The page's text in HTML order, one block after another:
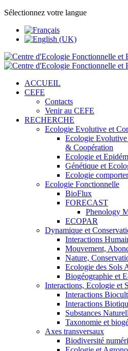
Sélectionnez votre langue
ACCUEIL
CEFE
Contacts
Venir au CEFE
RECHERCHE
Ecologie Evolutive et
Ecologie
& Coopération
Ecologie et
Génétique et
Ecologie
Ecologie Fonctionnelle
BioFlux
FORECAST
Phenology
ECOPAR
Dynamique et
Interactions
Mouvement,
Nature,
Ecologie des Sols
Biogéographie et
Interactions, Ecologie et
Interactions
Interactions
Substances
Taxonomie et
Axes transversaux
Biodiversité